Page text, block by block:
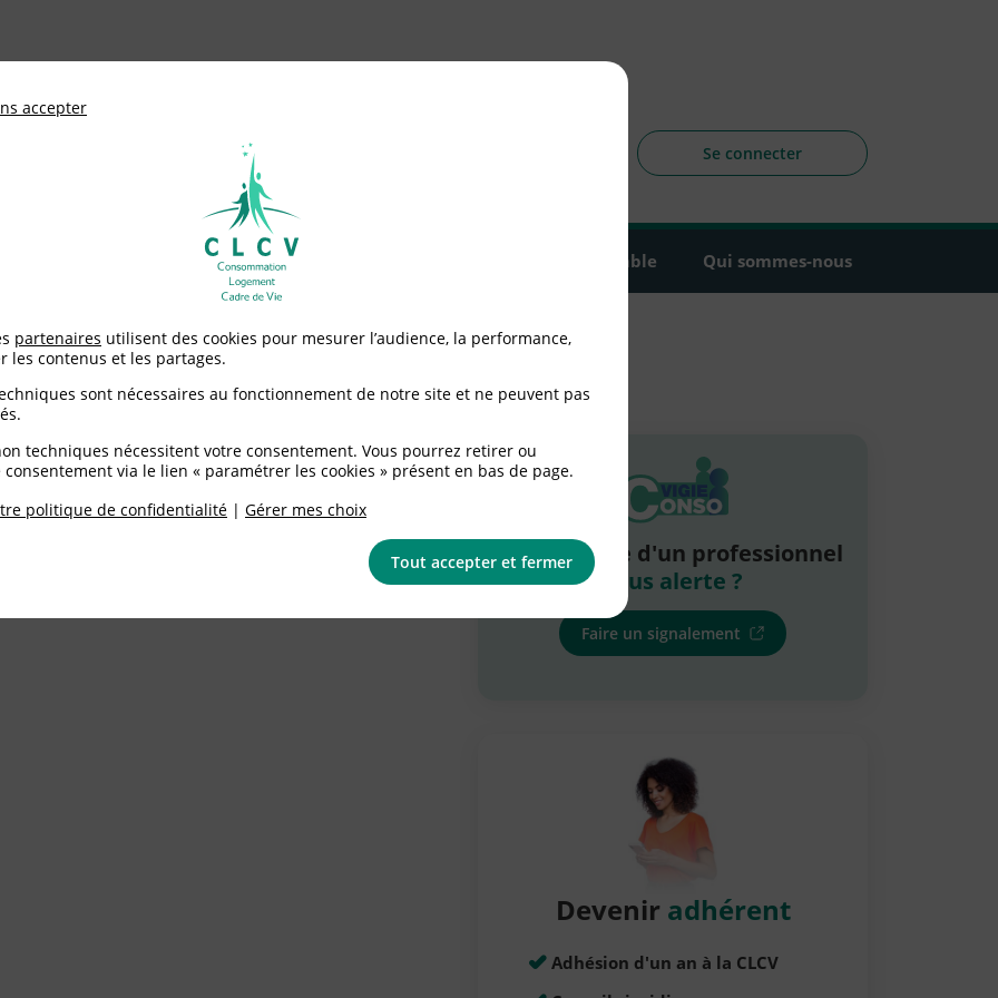
de défense des consommateurs et usagers
Se connecter
Environnement / Santé Agir ensemble Qui sommes-nous
La pratique d'un professionnel
vous alerte ?
Faire un signalement
Devenir adhérent
Adhésion d'un an à la CLCV
accepter
partenaires utilisent des cookies pour mesurer l’audience, la performance,
les contenus et les partages.
sont nécessaires au fonctionnement de notre site et ne peuvent pas
techniques nécessitent votre consentement. Vous pourrez retirer ou
via le lien « paramétrer les cookies » présent en bas de page.
politique de confidentialité | Gérer mes choix
Tout accepter et fermer